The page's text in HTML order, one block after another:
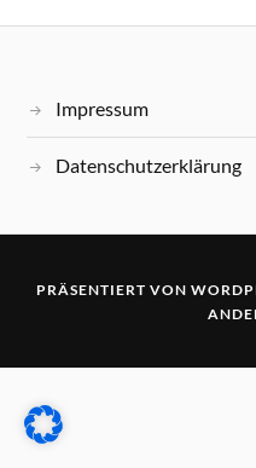
Impressum
Datenschutzerklärung
PRÄSENTIERT VON